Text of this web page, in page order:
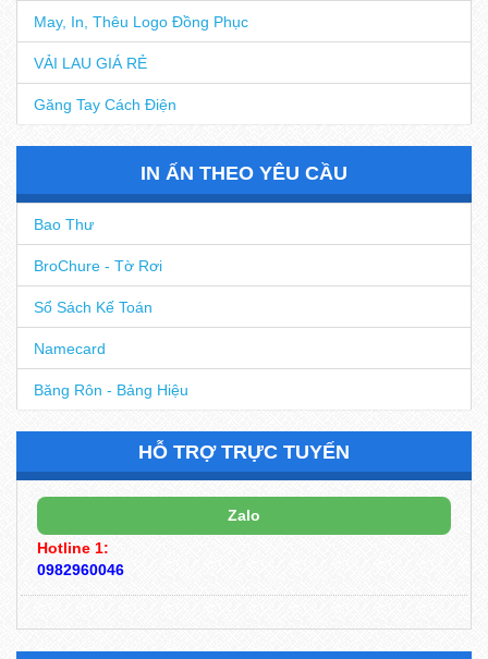
May, In, Thêu Logo Đồng Phục
VẢI LAU GIÁ RẺ
Găng Tay Cách Điện
IN ẤN THEO YÊU CẦU
Bao Thư
BroChure - Tờ Rơi
Sổ Sách Kế Toán
Namecard
Băng Rôn - Bảng Hiệu
HỖ TRỢ TRỰC TUYẾN
Zalo
Hotline 1:
0982960046